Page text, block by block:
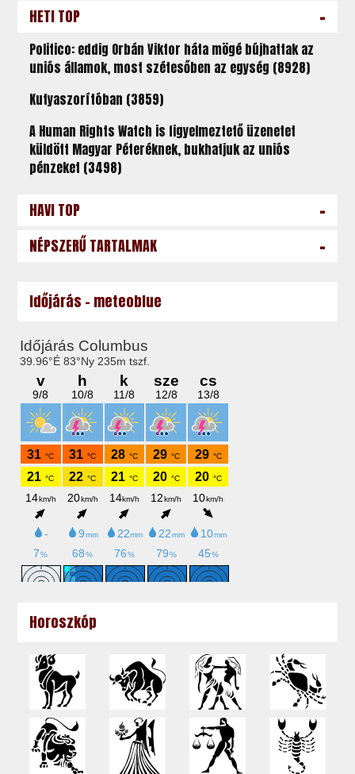
HETI TOP -
Politico: eddig Orbán Viktor háta mögé bújhattak az
uniós államok, most szétesőben az egység (8928)
Kutyaszorítóban (3859)
A Human Rights Watch is figyelmeztető üzenetet
küldött Magyar Péteréknek, bukhatjuk az uniós
pénzeket (3498)
HAVI TOP -
NÉPSZERŰ TARTALMAK -
Időjárás - meteoblue
Horoszkóp